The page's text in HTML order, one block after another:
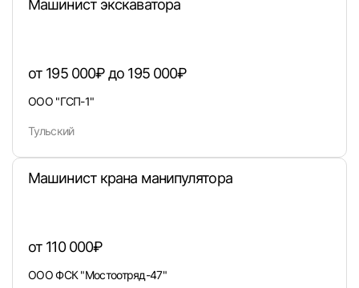
Вход в личный кабинет
вакансии с контактами и оставлять отклики
Машинист экскаватора
от 195 000₽ до 195 000₽
ООО "ГСП-1"
Тульский
Машинист крана манипулятора
от 110 000₽
ООО ФСК "Мостоотряд-47"